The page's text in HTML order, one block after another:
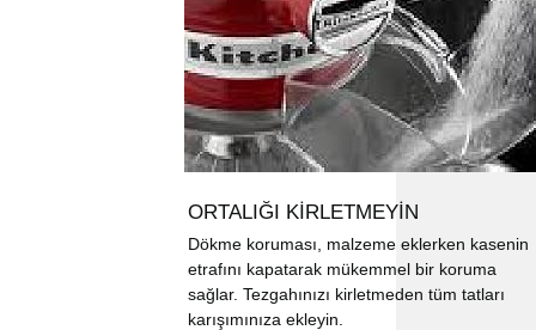
ORTALIĞI KİRLETMEYİN
Dökme koruması, malzeme eklerken kasenin
etrafını kapatarak mükemmel bir koruma
sağlar. Tezgahınızı kirletmeden tüm tatları
karışımınıza ekleyin.